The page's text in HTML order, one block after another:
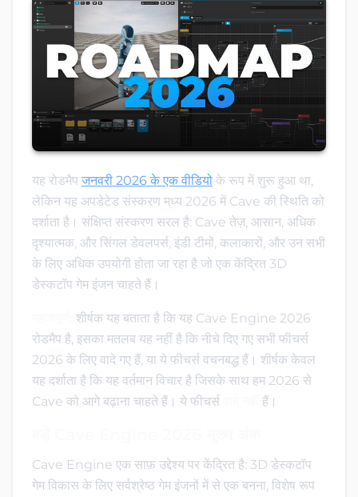
यह रोडमैप जनवरी 2026 के एक वीडियो के रूप में शुरू हुआ था,
लेकिन यह अपडेटेड संस्करण मध्य 2026 में Cave की स्थिति को
दर्शाता है। संक्षिप्त संस्करण सरल है: Cave तेज़, आसान, अधिक
दृश्यात्मक, और सिंगल डेवलपर्स, इंडी टीमों, कलाकारों, और उन सभी
के लिए अधिक उपयोगी होता जा रहा है जो एक केंद्रित 3D
डेस्कटॉप गेम इंजन चाहते हैं।
शीर्षक यह बताता है कि यह Cave Engine 2026
रोडमैप है, इसका मतलब यह नहीं है कि नीचे दिए गए सभी फीचर्स
2026 के लिए वादे गए हैं, या ये फीचर्स वचनबद्ध हैं। शीर्षक केवल
यह दर्शाता है कि यह वर्तमान विचार है जिसके साथ हम 2026 से
Cave को आगे बढ़ाना चाहते हैं। ये फीचर्स
हैं।
Cave Engine एक साफ़ उद्देश्य पर केंद्रित है: 3D डेस्कटॉप
गेम विकास के लिए सर्वश्रेष्ठ गेम इंजनों में से एक बनना, विशेष रूप